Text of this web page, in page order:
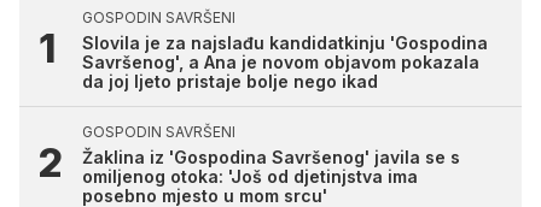
GOSPODIN SAVRŠENI
Slovila je za najslađu kandidatkinju 'Gospodina
Savršenog', a Ana je novom objavom pokazala
da joj ljeto pristaje bolje nego ikad
GOSPODIN SAVRŠENI
Žaklina iz 'Gospodina Savršenog' javila se s
omiljenog otoka: 'Još od djetinjstva ima
posebno mjesto u mom srcu'